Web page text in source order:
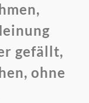
gefällt,
ohne